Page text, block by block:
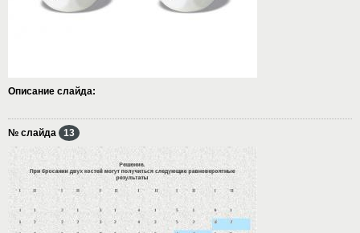
Описание слайда:
№ слайда 13